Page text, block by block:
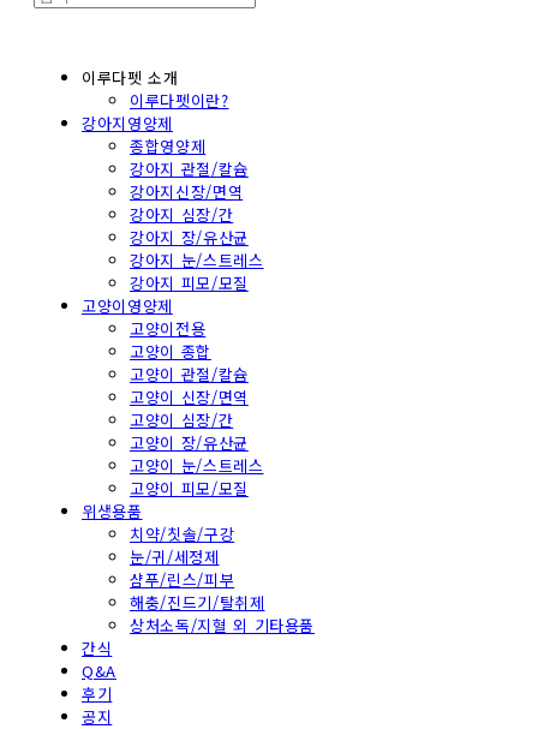
이루다펫 소개
이루다펫이란?
강아지영양제
종합영양제
강아지 관절/칼슘
강아지신장/면역
강아지 심장/간
강아지 장/유산균
강아지 눈/스트레스
강아지 피모/모질
고양이영양제
고양이전용
고양이 종합
고양이 관절/칼슘
고양이 신장/면역
고양이 심장/간
고양이 장/유산균
고양이 눈/스트레스
고양이 피모/모질
위생용품
치약/칫솔/구강
눈/귀/세정제
샴푸/린스/피부
해충/진드기/탈취제
상처소독/지혈 외 기타용품
간식
Q&A
후기
공지